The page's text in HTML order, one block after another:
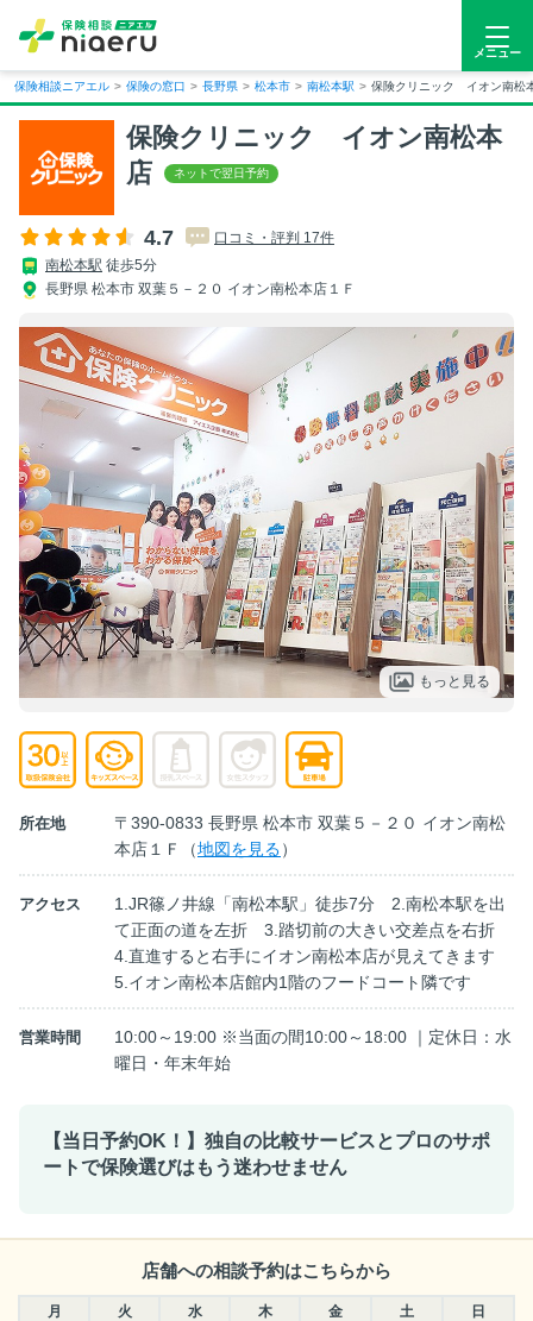
メニュー
保険相談ニアエル > 保険の窓口 > 長野県 > 松本市 > 南松本駅 > 保険クリニック イオン南松
保険クリニック イオン南松本
店
4.7
口コミ・評判 17件
南松本駅 徒歩5分
長野県 松本市 双葉５－２０ イオン南松本店１Ｆ
もっと見る
所在地
〒390-0833 長野県 松本市 双葉５－２０ イオン南松
本店１Ｆ（地図を見る）
アクセス
1.JR篠ノ井線「南松本駅」徒歩7分 2.南松本駅を出
て正面の道を左折 3.踏切前の大きい交差点を右折
4.直進すると右手にイオン南松本店が見えてきます
5.イオン南松本店館内1階のフードコート隣です
営業時間
10:00～19:00 ※当面の間10:00～18:00 ｜定休日：水
曜日・年末年始
【当日予約OK！】独自の比較サービスとプロのサポ
ートで保険選びはもう迷わせません
店舗への相談予約はこちらから
月 火 水 木 金 土
日